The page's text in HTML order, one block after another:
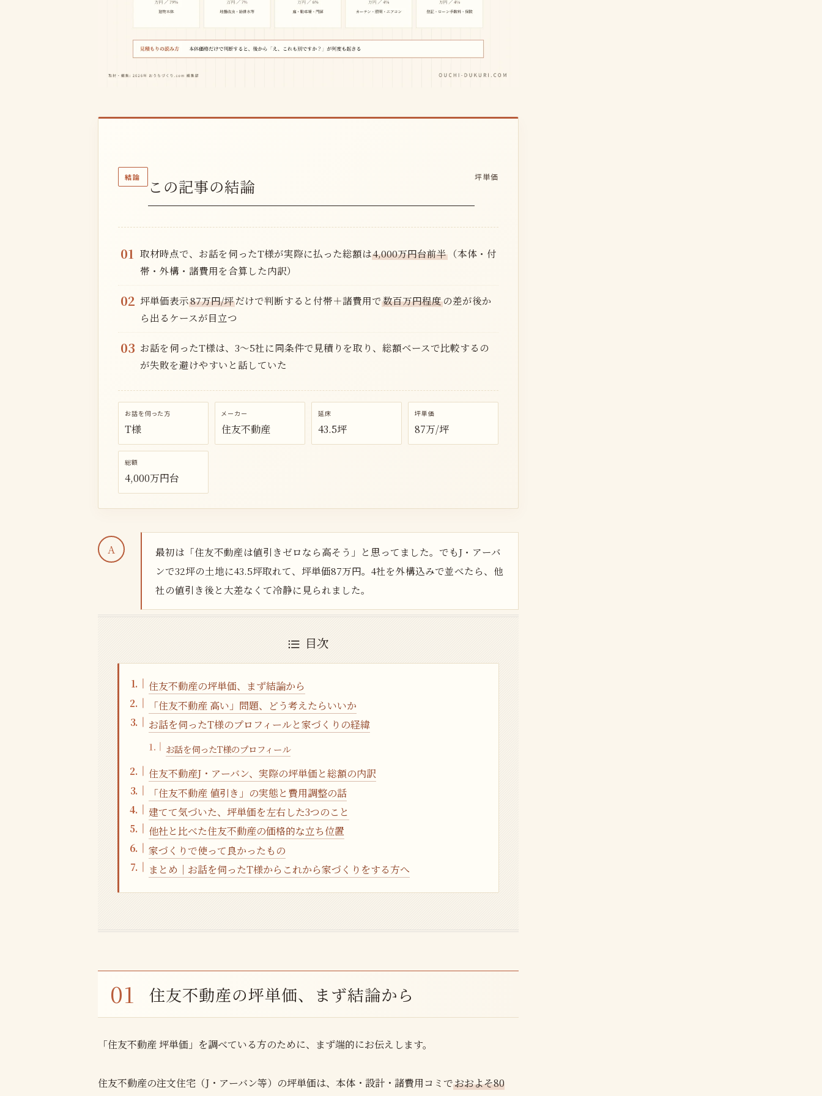
結論 この記事の結論 坪単価
01 取材時点で、お話を伺ったT様が実際に払った総額は4,000万円台前半 （本体・付
帯・外構・諸費用を合算した内訳）
02 坪単価表示87万円/坪だけで判断すると付帯＋諸費用で数百万円程度の差が後か
ら出るケースが目立つ
03 お話を伺ったT様は、3〜5社に同条件で見積りを取り、総額ベースで比較するの
が失敗を避けやすいと話していた
お話を伺った方
T様
メーカー
住友不動産
延床
43.5坪
坪単価
87万/坪
総額
4,000万円台
最初は「住友不動産は値引きゼロなら高そう」と思ってました。でもJ・アーバ
ンで32坪の土地に43.5坪取れて、坪単価87万円。4社を外構込みで並べたら、他
社の値引き後と大差なくて冷静に見られました。
目次
住友不動産の坪単価、まず結論から
「住友不動産 高い」問題、どう考えたらいいか
お話を伺ったT様のプロフィールと家づくりの経緯
お話を伺ったT様のプロフィール
住友不動産J・アーバン、実際の坪単価と総額の内訳
「住友不動産 値引き」の実態と費用調整の話
建てて気づいた、坪単価を左右した3つのこと
他社と比べた住友不動産の価格的な立ち位置
家づくりで使って良かったもの
まとめ｜お話を伺ったT様からこれから家づくりをする方へ
住友不動産の坪単価、まず結論から
「住友不動産 坪単価」を調べている方のために、まず端的にお伝えします。
住友不動産の注文住宅（J・アーバン等）の坪単価は、本体・設計・諸費用コミでおおよそ80